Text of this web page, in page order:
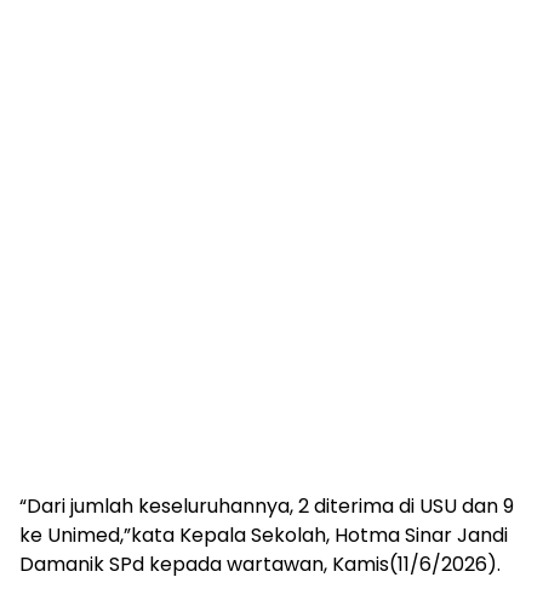
“Dari jumlah keseluruhannya, 2 diterima di USU dan 9
ke Unimed,”kata Kepala Sekolah, Hotma Sinar Jandi
Damanik SPd kepada wartawan, Kamis(11/6/2026).